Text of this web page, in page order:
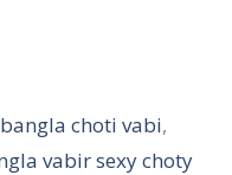
bangla choti vabi,
vabir sexy choty